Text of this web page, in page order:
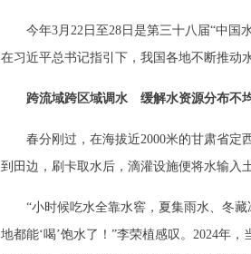
今年3月22日至28日是第三十八届“中国
在习近平总书记指引下，我国各地不断推动
跨流域跨区域调水 缓解水资源分布不
春分刚过，在海拔近2000米的甘肃省定
到田边，刷卡取水后，滴灌设施便将水输入土
“小时候吃水全靠水窖，夏集雨水、冬
地都能‘喝’饱水了！”李荣植感叹。2024年